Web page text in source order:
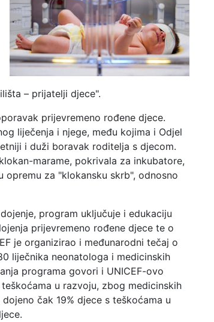
– prijatelji djece".
prijevremeno rođene djece.
liječenja i njege, među kojima i Odjel
i duži boravak roditelja s djecom.
marame, pokrivala za inkubatore,
za "klokansku skrb", odnosno
program uključuje i edukaciju
prijevremeno rođene djece te o
je organizirao i međunarodni tečaj o
liječnika neonatologa i medicinskih
programa govori i UNICEF-ovo
u razvoju, zbog medicinskih
čak 19% djece s teškoćama u